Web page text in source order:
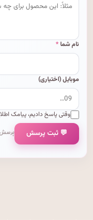
نام شما*
موبایل (اختیاری)
وقتی پاسخ دادیم، پیامک
💬 ثبت پرسش پرسش